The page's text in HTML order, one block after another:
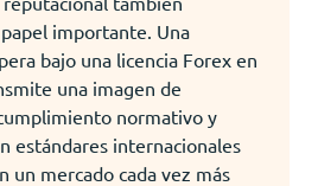
importante. Una
bajo una licencia Forex en
una imagen de
normativo y
estándares internacionales
un mercado cada vez más